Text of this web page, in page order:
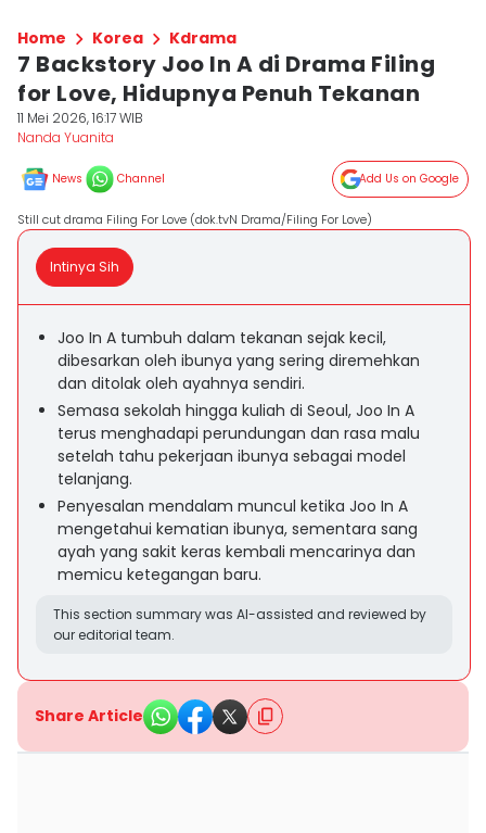
Home Korea Kdrama
7 Backstory Joo In A di Drama Filing
for Love, Hidupnya Penuh Tekanan
11 Mei 2026, 16:17 WIB
Nanda Yuanita
News Channel Add Us on Google
Still cut drama Filing For Love (dok.tvN Drama/Filing For Love)
Intinya Sih
Joo In A tumbuh dalam tekanan sejak kecil,
dibesarkan oleh ibunya yang sering diremehkan
dan ditolak oleh ayahnya sendiri.
Semasa sekolah hingga kuliah di Seoul, Joo In A
terus menghadapi perundungan dan rasa malu
setelah tahu pekerjaan ibunya sebagai model
telanjang.
Penyesalan mendalam muncul ketika Joo In A
mengetahui kematian ibunya, sementara sang
ayah yang sakit keras kembali mencarinya dan
memicu ketegangan baru.
This section summary was AI-assisted and reviewed by
our editorial team.
Share Article